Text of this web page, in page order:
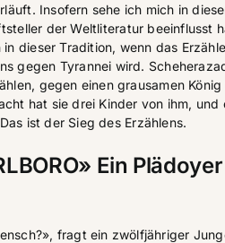
Insofern sehe ich mich in
der Weltliteratur beeinflusst
dieser Tradition, wenn das
gegen Tyrannei wird.
gegen einen grausamen König
hat sie drei Kinder von ihm, und
ist der Sieg des Erzählens.
Ein
fragt ein zwölfjähriger